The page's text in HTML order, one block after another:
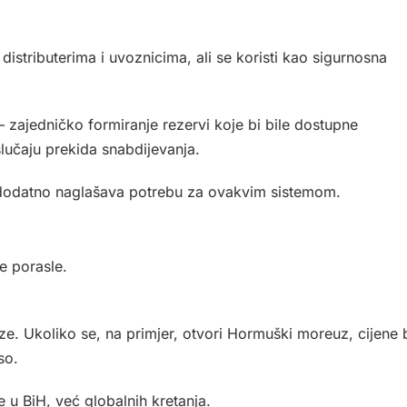
i uvoznicima, ali se koristi kao sigurnosna
zajedničko formiranje rezervi koje bi bile dostupne
prekida snabdijevanja.
naglašava potrebu za ovakvim sistemom.
porasle.
Ukoliko se, na primjer, otvori Hormuški moreuz, cijene
u BiH, već globalnih kretanja.